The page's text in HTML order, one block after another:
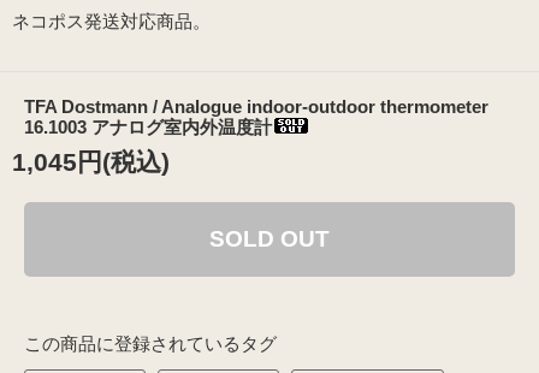
ネコポス発送対応商品。
TFA Dostmann / Analogue indoor-outdoor thermometer
16.1003 アナログ室内外温度計
1,045円(税込)
SOLD OUT
この商品に登録されているタグ